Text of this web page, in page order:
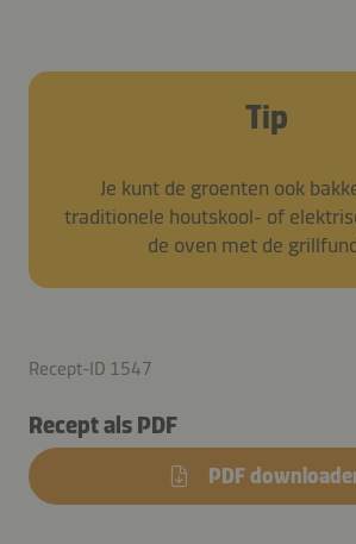
Tip
Je kunt de groenten ook
traditionele houtskool- of
de oven met de
Recept-ID 1547
Recept als PDF
PDF